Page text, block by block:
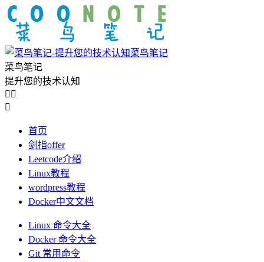
菜鸟笔记
菜鸟笔记
提升您的技术认知
 

首页
剑指offer
Leetcode介绍
Linux教程
wordpress教程
Docker中文文档
Linux 命令大全
Docker 命令大全
Git 常用命令